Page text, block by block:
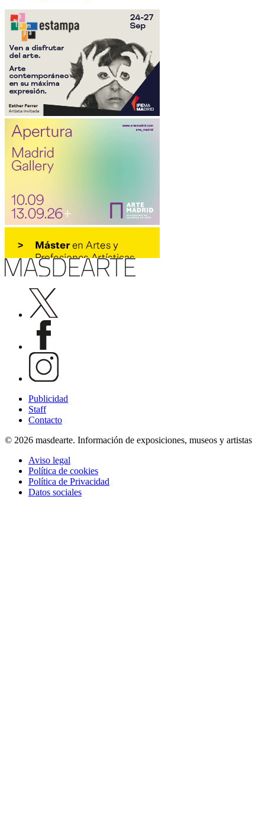
Publicidad
Staff
Contacto
© 2026 masdearte. Información de exposiciones, museos y artistas
Aviso legal
Política de cookies
Política de Privacidad
Datos sociales